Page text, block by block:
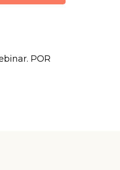
POR